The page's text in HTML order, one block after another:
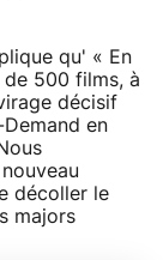
qu' « En
500 films, à
décisif
en
décoller le
majors